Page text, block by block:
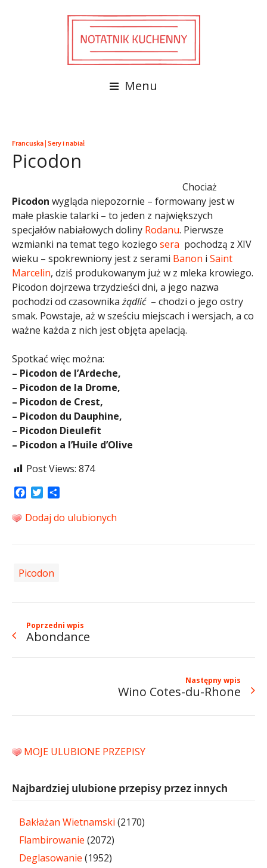
Menu
Francuska|Sery i nabiał
Picodon
Chociaż
Picodon wygląda niepozornie – formowany jest w
małe płaskie talarki – to jeden z największych
specjałów nabiałowych doliny Rodanu. Pierwsze
wzmianki na temat tego koziego sera pochodzą z XIV
wieku – spokrewniony jest z serami Banon i Saint
Marcelin, dziś produkowanym już w z mleka krowiego.
Picodon dojrzewa trzydzieści dni, a jego nazwa
pochodzi od czasownikażądlić – chodzi o jego ostry
smak. Powstaje, aż w sześciu miejscach i wersjach, a co
ważne każda z nich jest objęta apelacją.
Spotkać więc można:
– Picodon de l’Ardeche,
– Picodon de la Drome,
– Picodon de Crest,
– Picodon du Dauphine,
– Picodon Dieulefit
– Picodon a l’Huile d’Olive
Post Views: 874
Facebook
Twitter
Dodaj do ulubionych
Picodon
Poprzedni wpis
Abondance
Następny wpis
Wino Cotes-du-Rhone
MOJE ULUBIONE PRZEPISY
Najbardziej ulubione przepisy przez innych
Bakłażan Wietnamski (2170)
Flambirowanie (2072)
Deglasowanie (1952)